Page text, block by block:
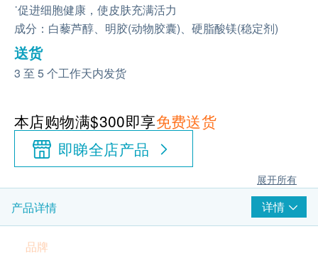
˙促进细胞健康，使皮肤充满活力
成分：白藜芦醇、明胶(动物胶囊)、硬脂酸镁(稳定剂)
送货
3 至 5 个工作天内发货
本店购物满$300即享免费送货
即睇全店产品
展开所有
产品详情 详情
品牌